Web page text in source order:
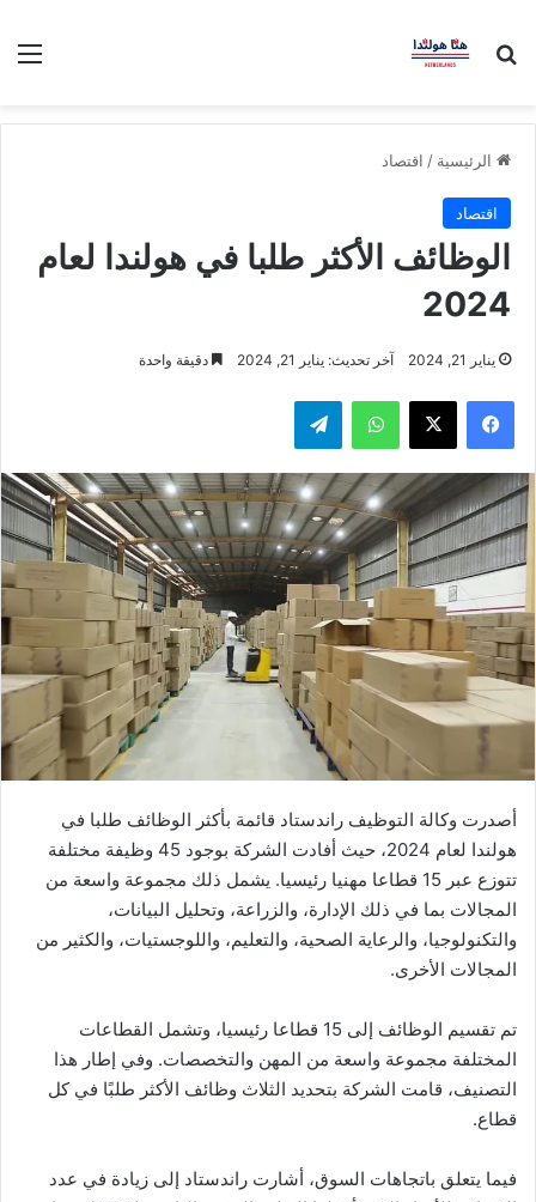
بحث عن
الرئيسية / اقتصاد
اقتصاد
الوظائف الأكثر طلبا في هولندا لعام
2024
يناير 21, 2024 آخر تحديث: يناير 21, 2024 دقيقة واحدة
فيسبوك ‫X واتساب تيلقرام
أصدرت وكالة التوظيف راندستاد قائمة بأكثر الوظائف طلبا في
هولندا لعام 2024، حيث أفادت الشركة بوجود 45 وظيفة مختلفة
تتوزع عبر 15 قطاعا مهنيا رئيسيا. يشمل ذلك مجموعة واسعة من
المجالات بما في ذلك الإدارة، والزراعة، وتحليل البيانات،
والتكنولوجيا، والرعاية الصحية، والتعليم، واللوجستيات، والكثير من
المجالات الأخرى.
تم تقسيم الوظائف إلى 15 قطاعا رئيسيا، وتشمل القطاعات
المختلفة مجموعة واسعة من المهن والتخصصات. وفي إطار هذا
التصنيف، قامت الشركة بتحديد الثلاث وظائف الأكثر طلبًا في كل
قطاع.
فيما يتعلق باتجاهات السوق، أشارت راندستاد إلى زيادة في عدد